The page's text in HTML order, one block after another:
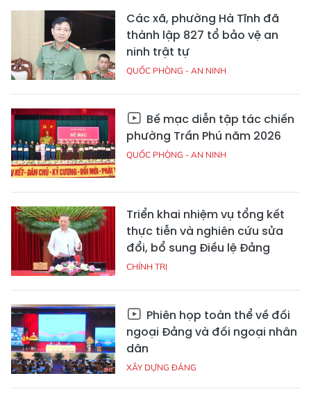
Các xã, phường Hà Tĩnh đã
thành lập 827 tổ bảo vệ an
ninh trật tự
QUỐC PHÒNG - AN NINH
Bế mạc diễn tập tác chiến
phường Trần Phú năm 2026
QUỐC PHÒNG - AN NINH
Triển khai nhiệm vụ tổng kết
thực tiễn và nghiên cứu sửa
đổi, bổ sung Điều lệ Đảng
CHÍNH TRỊ
Phiên họp toàn thể về đối
ngoại Đảng và đối ngoại nhân
dân
XÂY DỰNG ĐẢNG